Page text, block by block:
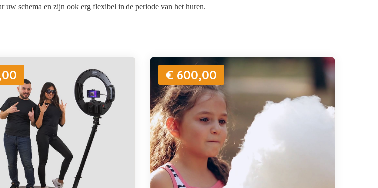
uw schema en zijn ook erg flexibel in de periode van het huren.
€ 600,00